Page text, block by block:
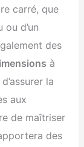
carré, que
ou d’un
des
à
la
aux
de maîtriser
des